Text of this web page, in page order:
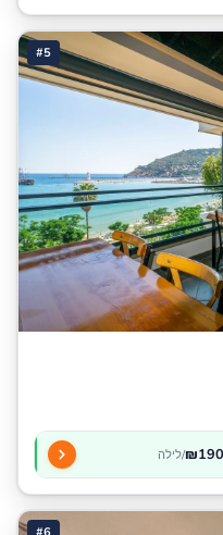
#5
/לילה